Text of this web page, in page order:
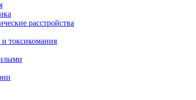
расстройства
токсикомания